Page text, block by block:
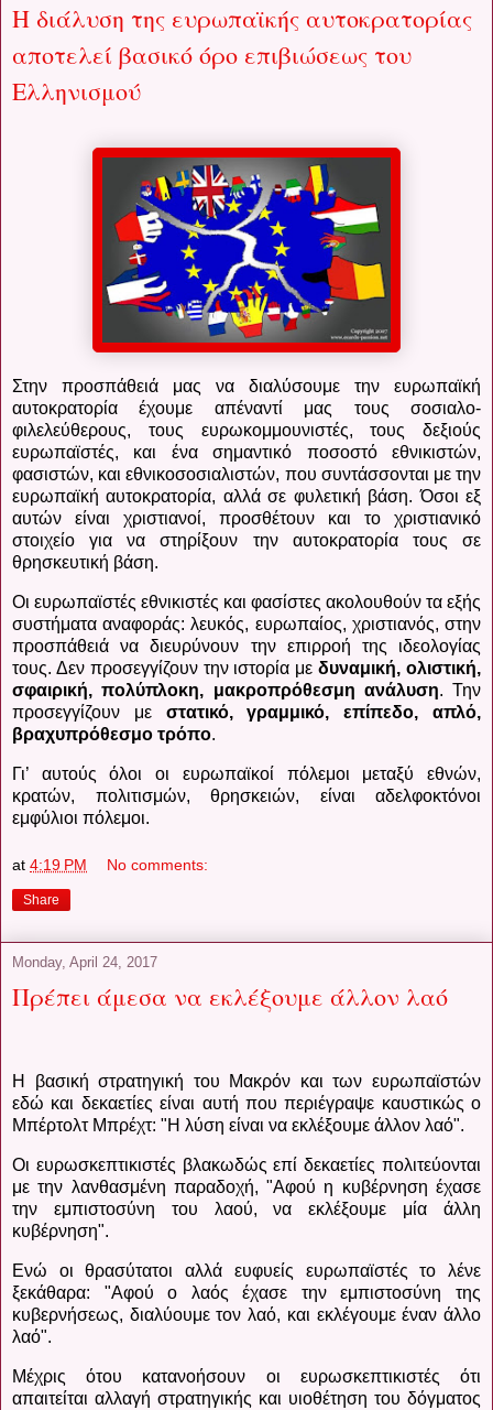
Η διάλυση της ευρωπαϊκής αυτοκρατορίας
αποτελεί βασικό όρο επιβιώσεως του
Ελληνισμού
Στην προσπάθειά μας να διαλύσουμε την ευρωπαϊκή
αυτοκρατορία έχουμε απέναντί μας τους σοσιαλο-
φιλελεύθερους, τους ευρωκομμουνιστές, τους δεξιούς
ευρωπαϊστές, και ένα σημαντικό ποσοστό εθνικιστών,
φασιστών, και εθνικοσοσιαλιστών, που συντάσσονται με την
ευρωπαϊκή αυτοκρατορία, αλλά σε φυλετική βάση. Όσοι εξ
αυτών είναι χριστιανοί, προσθέτουν και το χριστιανικό
στοιχείο για να στηρίξουν την αυτοκρατορία τους σε
θρησκευτική βάση.
Οι ευρωπαϊστές εθνικιστές και φασίστες ακολουθούν τα εξής
συστήματα αναφοράς: λευκός, ευρωπαίος, χριστιανός, στην
προσπάθειά να διευρύνουν την επιρροή της ιδεολογίας
τους. Δεν προσεγγίζουν την ιστορία μεδυναμική, ολιστική,
σφαιρική, πολύπλοκη, μακροπρόθεσμη ανάλυση. Την
προσεγγίζουν με στατικό, γραμμικό, επίπεδο, απλό,
βραχυπρόθεσμο τρόπο.
Γι’ αυτούς όλοι οι ευρωπαϊκοί πόλεμοι μεταξύ εθνών,
κρατών, πολιτισμών, θρησκειών, είναι αδελφοκτόνοι
εμφύλιοι πόλεμοι.
at 4:19 PM No comments:
Share
Monday, April 24, 2017
Πρέπει άμεσα να εκλέξουμε άλλον λαό
Η βασική στρατηγική του Μακρόν και των ευρωπαϊστών
εδώ και δεκαετίες είναι αυτή που περιέγραψε καυστικώς ο
Μπέρτολτ Μπρέχτ: "Η λύση είναι να εκλέξουμε άλλον λαό".
Οι ευρωσκεπτικιστές βλακωδώς επί δεκαετίες πολιτεύονται
με την λανθασμένη παραδοχή, "Αφού η κυβέρνηση έχασε
την εμπιστοσύνη του λαού, να εκλέξουμε μία άλλη
κυβέρνηση".
Ενώ οι θρασύτατοι αλλά ευφυείς ευρωπαϊστές το λένε
ξεκάθαρα: "Αφού ο λαός έχασε την εμπιστοσύνη της
κυβερνήσεως, διαλύουμε τον λαό, και εκλέγουμε έναν άλλο
λαό".
Μέχρις ότου κατανοήσουν οι ευρωσκεπτικιστές ότι
απαιτείται αλλαγή στρατηγικής και υιοθέτηση του δόγματος